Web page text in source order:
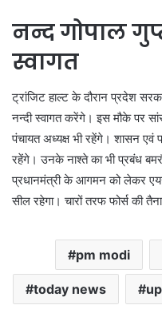
नन्द गोपाल
स्वागत
ट्रांजिट हाल्ट के दौरान प्रदेश
नन्दी स्वागत करेंगे। इस मौके पर
पंचायत अध्यक्ष भी रहेंगे। शासन एवं
रहेंगे। उनके नाश्ते का भी प्रबंध
प्रधानमंत्री के आगमन को लेकर
सील रहेगा। चारों तरफ फोर्स की
pm modi
today news